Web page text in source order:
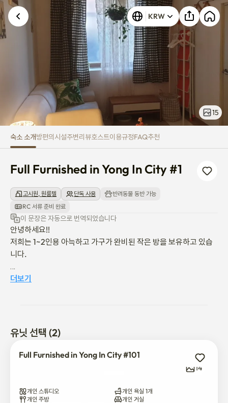
Full Furnished in Yong In City #1
KRW
15
숙소 소개방편의시설주변리뷰호스트이용규정FAQ추천
Full Furnished in Yong In City #1
고시원, 원룸텔 단독 사용
반려동물 동반 가능
RC 서류 준비 완료
이 문장은 자동으로 번역되었습니다
안녕하세요!!
저희는 1~2인용 아늑하고 가구가 완비된 작은 방을 보유하고 있습
니다.
강남역에서 버스로 30분 거리.
에버랜드도 영인에 있습니다.
집 근처에 강남대학교와 경희대학교가 있습니다.
예약 일정이 정기적으로 업데이트되지 않을 수 있으므로 빈 자리 상
더보기
유닛 선택 (2)
Full Furnished in Yong In City #101
14
개인 스튜디오
개인 욕실 1개
개인 주방
개인 거실